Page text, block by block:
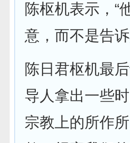
陈枢机表示，“
意，而不是告
陈日君枢机最
导人拿出一些
宗教上的所作